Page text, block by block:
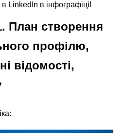
LinkedIn в інфографіці!
План створення
профілю,
відомості,